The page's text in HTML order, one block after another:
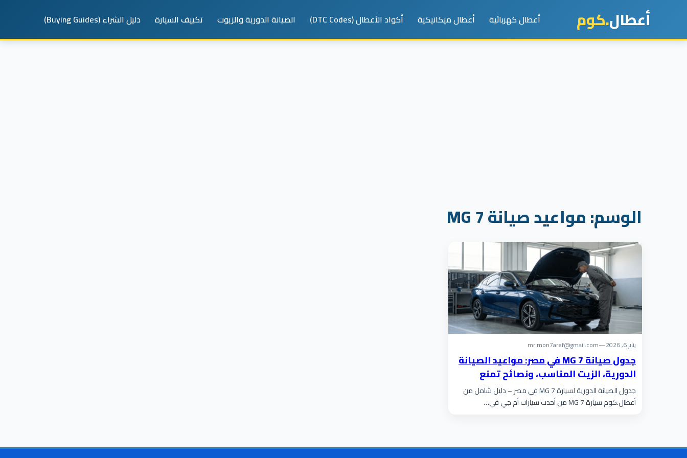
أعطال.كوم أعطال كهربائية أعطال ميكانيكية أكواد الأعطال (DTC Codes) الصيانة الدورية والزيوت تكييف السيارة دليل الشراء (Buying Guides)
الوسم:مواعيد صيانة MG 7
يناير 6, 2026 —
mr.mon7aref@gmail.com
جدول صيانة MG 7 في مصر: مواعيد الصيانة
الدورية، الزيت المناسب، ونصائح تمنع
الأعطال
جدول الصيانة الدورية لسيارة MG 7 في مصر – دليل شامل من
أعطال.كوم سيارة MG 7 من أحدث سيارات أم جي في…